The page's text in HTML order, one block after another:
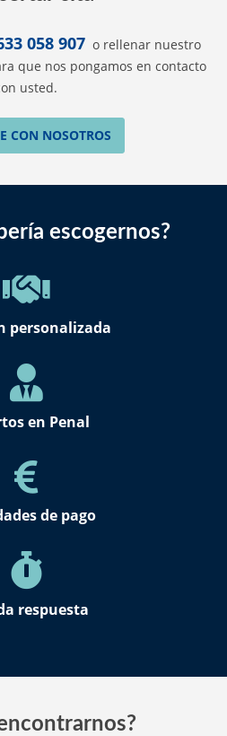
058 907 o rellenar nuestro
que nos pongamos en contacto
usted.
CON NOSOTROS
escogernos?
personalizada
en Penal
de pago
respuesta